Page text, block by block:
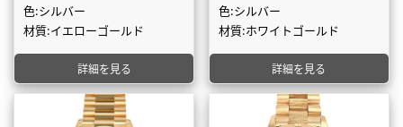
色:シルバー
材質:イエローゴールド
詳細を見る
色:シルバー
材質:ホワイトゴールド
詳細を見る